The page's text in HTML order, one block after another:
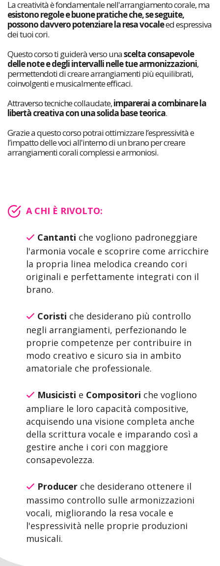
La creatività è fondamentale nell'arrangiamento corale, ma
esistono regole e buone pratiche che, se seguite,
possono davvero potenziare la resa vocaleed espressiva
dei tuoi cori.
Questo corso ti guiderà verso unascelta consapevole
delle note e degli intervalli nelle tue armonizzazioni,
permettendoti di creare arrangiamenti più equilibrati,
coinvolgenti e musicalmente efficaci.
Attraverso tecniche collaudate,imparerai a combinare la
libertà creativa con una solida base teorica.
Grazie a questo corso potrai ottimizzare l’espressività e
l’impatto delle voci all'interno di un brano per creare
arrangiamenti corali complessi e armoniosi.
A CHI È RIVOLTO:
Cantanti che vogliono padroneggiare
l'armonia vocale e scoprire come arricchire
la propria linea melodica creando cori
originali e perfettamente integrati con il
brano.
Coristi che desiderano più controllo
negli arrangiamenti, perfezionando le
proprie competenze per contribuire in
modo creativo e sicuro sia in ambito
amatoriale che professionale.
Musicisti e Compositori che vogliono
ampliare le loro capacità compositive,
acquisendo una visione completa anche
della scrittura vocale e imparando così a
gestire anche i cori con maggiore
consapevolezza.
Producer che desiderano ottenere il
massimo controllo sulle armonizzazioni
vocali, migliorando la resa vocale e
l'espressività nelle proprie produzioni
musicali.